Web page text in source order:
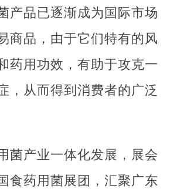
产品已逐渐成为国际市场
商品，由于它们特有的风
药用功效，有助于攻克一
，从而得到消费者的广泛
菌产业一体化发展，展会
食药用菌展团，汇聚广东